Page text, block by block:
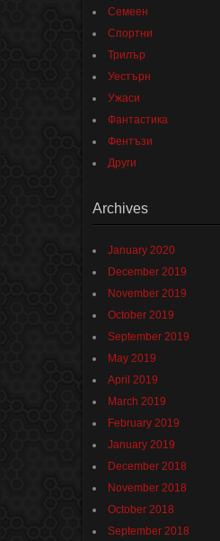
Семеен
Спортни
Трилър
Уестърн
Ужаси
Фантастика
Фентъзи
Други
Archives
January 2020
December 2019
November 2019
October 2019
September 2019
May 2019
April 2019
March 2019
February 2019
January 2019
December 2018
November 2018
October 2018
September 2018